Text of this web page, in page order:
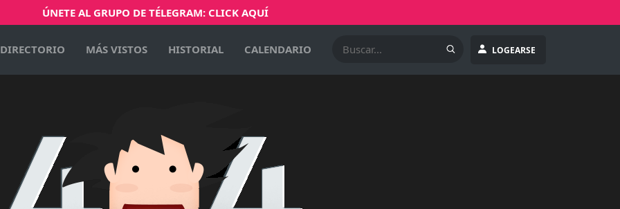
ÚNETE AL GRUPO DE TÉLEGRAM: CLICK AQUÍ
LOGEARSE
DIRECTORIO MÁS VISTOS HISTORIAL CALENDARIO